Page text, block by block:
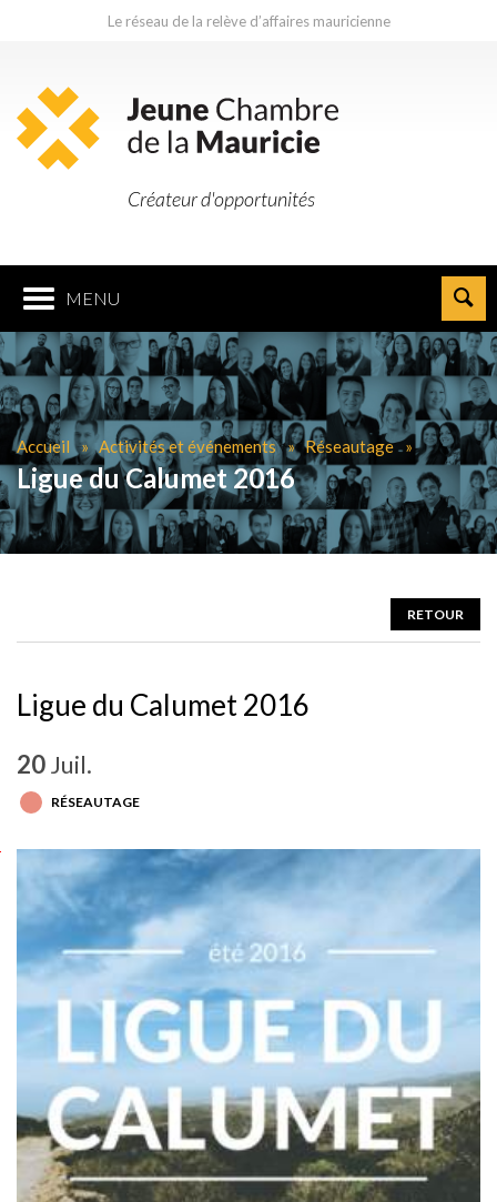
Le réseau de la relève d’affaires mauricienne
Créateur d'opportunités
MENU
Accueil Activités et événements Réseautage
Ligue du Calumet 2016
RETOUR
Ligue du Calumet 2016
20Juil.
RÉSEAUTAGE